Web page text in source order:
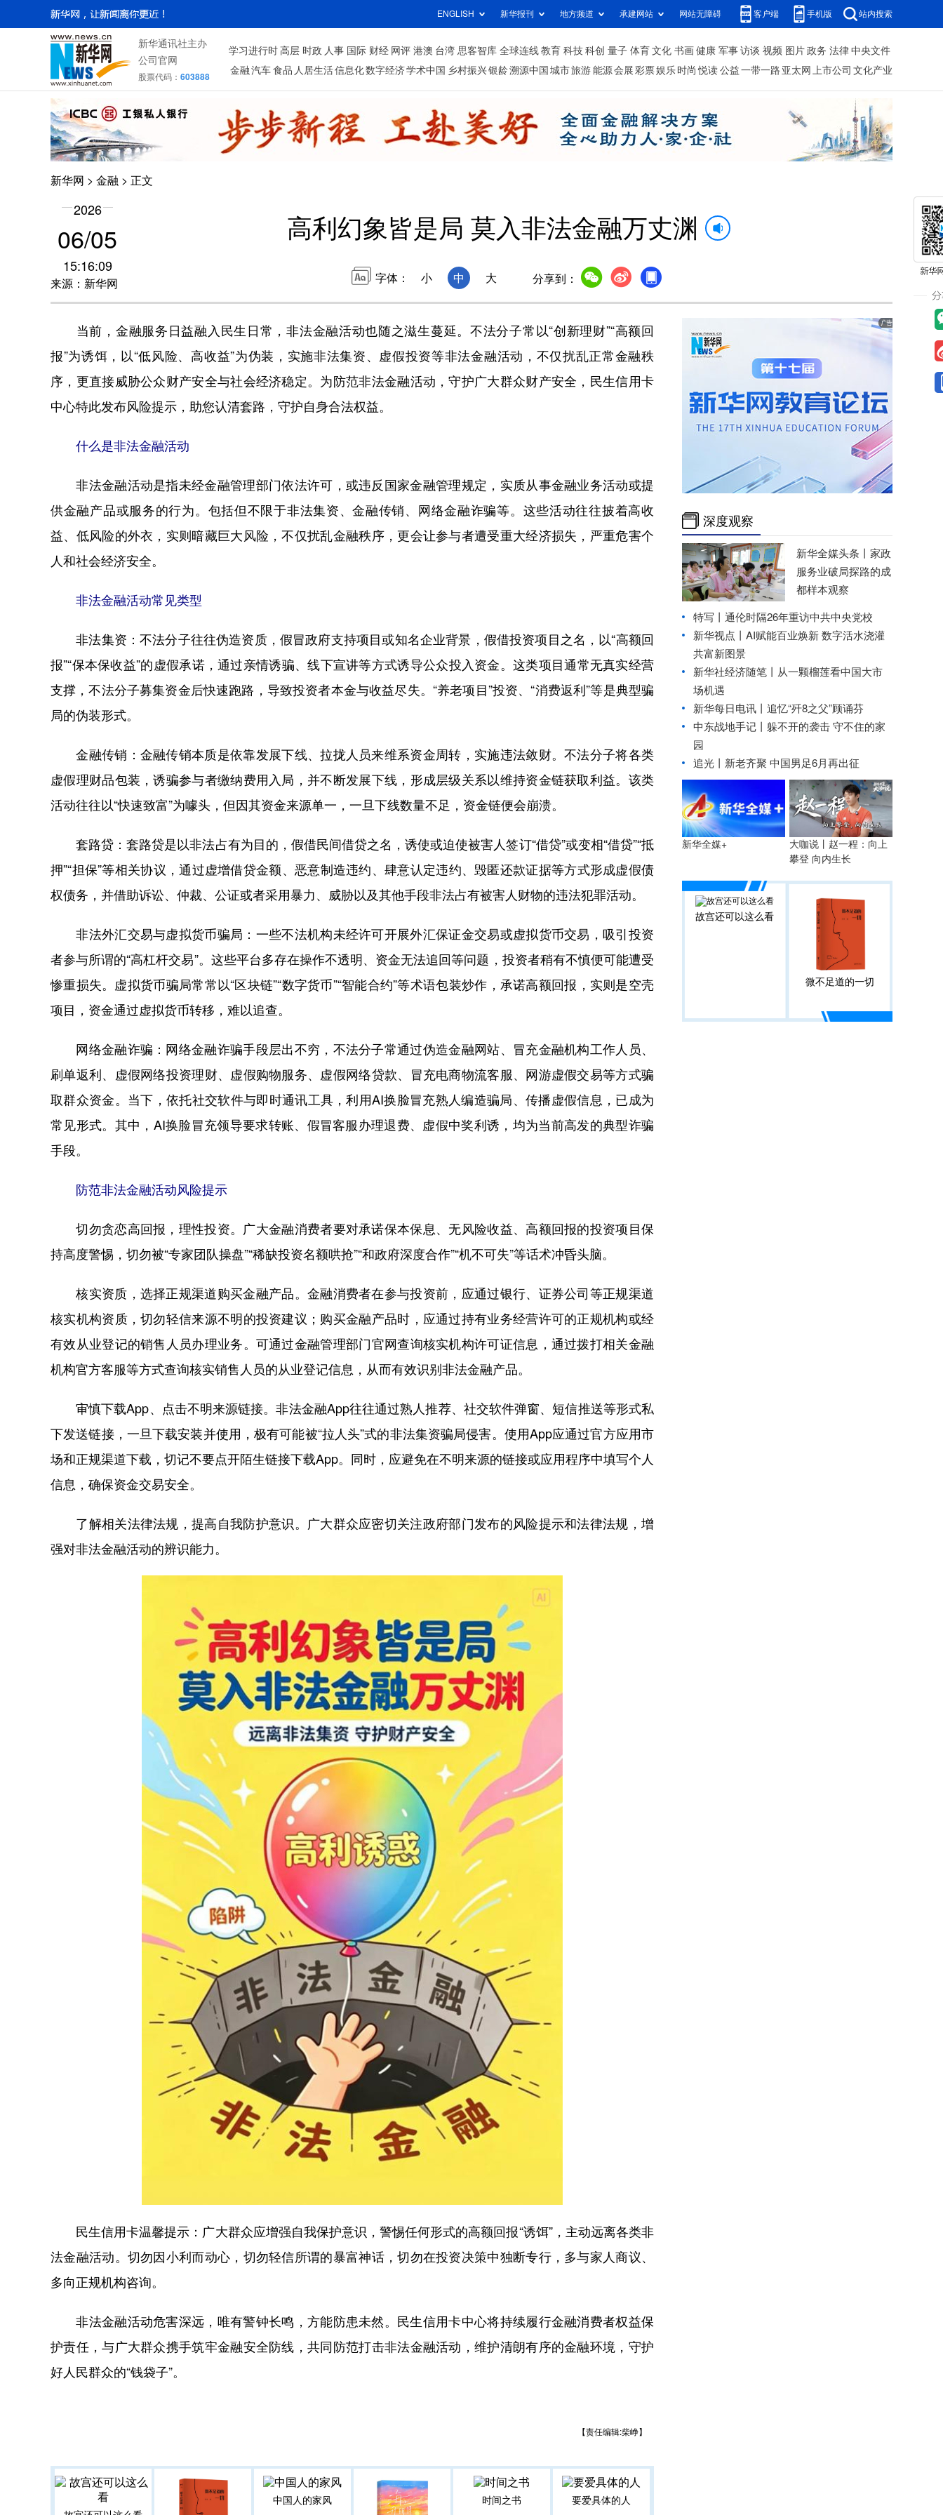
ENGLISH 新华报刊 地方频道 承建网站 网站无障碍 客户端 手机版 站内搜索
新华通讯社主办
公司官网
股票代码： 603888
学习进行时 高层 时政 人事 国际 财经 网评 港澳 台湾 思客智库 全球连线 教育 科技 科创 量子 体育 文化 书画 健康 军事 访谈 视频 图片 政务 法律 中央文件
金融 汽车 食品 人居生活信息化数字经济学术中国 乡村振兴银龄溯源中国 城市旅游 能源 会展 彩票娱乐 时尚 悦读 公益 一带一路 亚太网 上市公司 文化产业
新华网 > 金融 > 正文
2026
06/05
15:16:09
来源：新华网
高利幻象皆是局 莫入非法金融万丈渊
字体： 小 中 大 分享到：
当前，金融服务日益融入民生日常，非法金融活动也随之滋生蔓延。不法分子常以“创新理财”“高额回
报”为诱饵，以“低风险、高收益”为伪装，实施非法集资、虚假投资等非法金融活动，不仅扰乱正常金融秩
序，更直接威胁公众财产安全与社会经济稳定。为防范非法金融活动，守护广大群众财产安全，民生信用卡
中心特此发布风险提示，助您认清套路，守护自身合法权益。
什么是非法金融活动
非法金融活动是指未经金融管理部门依法许可，或违反国家金融管理规定，实质从事金融业务活动或提
供金融产品或服务的行为。包括但不限于非法集资、金融传销、网络金融诈骗等。这些活动往往披着高收
益、低风险的外衣，实则暗藏巨大风险，不仅扰乱金融秩序，更会让参与者遭受重大经济损失，严重危害个
人和社会经济安全。
非法金融活动常见类型
非法集资：不法分子往往伪造资质，假冒政府支持项目或知名企业背景，假借投资项目之名，以“高额回
报”“保本保收益”的虚假承诺，通过亲情诱骗、线下宣讲等方式诱导公众投入资金。这类项目通常无真实经营
支撑，不法分子募集资金后快速跑路，导致投资者本金与收益尽失。“养老项目”投资、“消费返利”等是典型骗
局的伪装形式。
金融传销：金融传销本质是依靠发展下线、拉拢人员来维系资金周转，实施违法敛财。不法分子将各类
虚假理财品包装，诱骗参与者缴纳费用入局，并不断发展下线，形成层级关系以维持资金链获取利益。该类
活动往往以“快速致富”为噱头，但因其资金来源单一，一旦下线数量不足，资金链便会崩溃。
套路贷：套路贷是以非法占有为目的，假借民间借贷之名，诱使或迫使被害人签订“借贷”或变相“借贷”“抵
押”“担保”等相关协议，通过虚增借贷金额、恶意制造违约、肆意认定违约、毁匿还款证据等方式形成虚假债
权债务，并借助诉讼、仲裁、公证或者采用暴力、威胁以及其他手段非法占有被害人财物的违法犯罪活动。
非法外汇交易与虚拟货币骗局：一些不法机构未经许可开展外汇保证金交易或虚拟货币交易，吸引投资
者参与所谓的“高杠杆交易”。这些平台多存在操作不透明、资金无法追回等问题，投资者稍有不慎便可能遭受
惨重损失。虚拟货币骗局常常以“区块链”“数字货币”“智能合约”等术语包装炒作，承诺高额回报，实则是空壳
项目，资金通过虚拟货币转移，难以追查。
网络金融诈骗：网络金融诈骗手段层出不穷，不法分子常通过伪造金融网站、冒充金融机构工作人员、
刷单返利、虚假网络投资理财、虚假购物服务、虚假网络贷款、冒充电商物流客服、网游虚假交易等方式骗
取群众资金。当下，依托社交软件与即时通讯工具，利用AI换脸冒充熟人编造骗局、传播虚假信息，已成为
常见形式。其中，AI换脸冒充领导要求转账、假冒客服办理退费、虚假中奖利诱，均为当前高发的典型诈骗
手段。
防范非法金融活动风险提示
切勿贪恋高回报，理性投资。广大金融消费者要对承诺保本保息、无风险收益、高额回报的投资项目保
持高度警惕，切勿被“专家团队操盘”“稀缺投资名额哄抢”“和政府深度合作”“机不可失”等话术冲昏头脑。
核实资质，选择正规渠道购买金融产品。金融消费者在参与投资前，应通过银行、证券公司等正规渠道
核实机构资质，切勿轻信来源不明的投资建议；购买金融产品时，应通过持有业务经营许可的正规机构或经
有效从业登记的销售人员办理业务。可通过金融管理部门官网查询核实机构许可证信息，通过拨打相关金融
机构官方客服等方式查询核实销售人员的从业登记信息，从而有效识别非法金融产品。
审慎下载App、点击不明来源链接。非法金融App往往通过熟人推荐、社交软件弹窗、短信推送等形式私
下发送链接，一旦下载安装并使用，极有可能被“拉人头”式的非法集资骗局侵害。使用App应通过官方应用市
场和正规渠道下载，切记不要点开陌生链接下载App。同时，应避免在不明来源的链接或应用程序中填写个人
信息，确保资金交易安全。
了解相关法律法规，提高自我防护意识。广大群众应密切关注政府部门发布的风险提示和法律法规，增
强对非法金融活动的辨识能力。
民生信用卡温馨提示：广大群众应增强自我保护意识，警惕任何形式的高额回报“诱饵”，主动远离各类非
法金融活动。切勿因小利而动心，切勿轻信所谓的暴富神话，切勿在投资决策中独断专行，多与家人商议、
多向正规机构咨询。
非法金融活动危害深远，唯有警钟长鸣，方能防患未然。民生信用卡中心将持续履行金融消费者权益保
护责任，与广大群众携手筑牢金融安全防线，共同防范打击非法金融活动，维护清朗有序的金融环境，守护
好人民群众的“钱袋子”。
【责任编辑:柴峥】
中国人的家风 时间之书 要爱具体的人
深度观察
新华全媒头条丨 家政
服务业破局探路的成
都样本观察
特写丨通伦时隔26年重访中共中央党校
新华视点丨 AI赋能百业焕新 数字活水浇灌
共富新图景
新华社经济随笔丨
从一颗榴莲看中国大市
场机遇
新华每日电讯丨 追忆“歼8之父”顾诵芬
中东战地手记丨躲不开的袭击 守不住的家
园
追光丨 新老齐聚 中国男足6月再出征
新华全媒+
大咖说丨赵一程：向上
攀登 向内生长
故宫还可以这么看
微不足道的一切